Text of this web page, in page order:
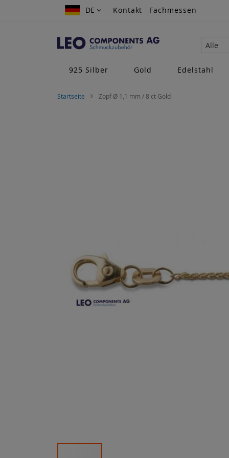
Zum
DE
DE Kontakt Fachmessen
Alle
925 Silber
Gold Edelstahl
Startseite Zopf Ø 1,1 mm / 8 ct Gold